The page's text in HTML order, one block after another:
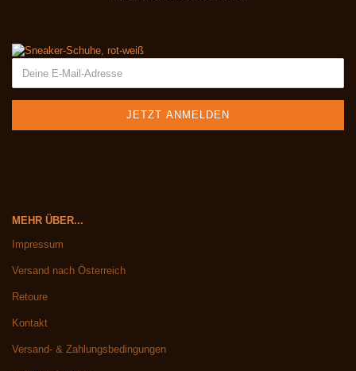
MEHR ÜBER...
Impressum
Versand nach Österreich
Retoure
Kontakt
Versand- & Zahlungsbedingungen